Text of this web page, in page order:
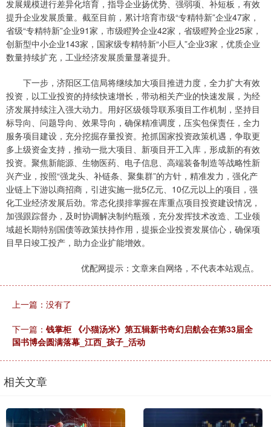
发展规模进行差异化培育，指导企业扬优势、强弱项、补短板，有效
提升企业发展质量。截至目前，累计培育市级“专精特新”企业47家，
省级“专精特新”企业91家，市级瞪羚企业42家，省级瞪羚企业25家，
创新型中小企业143家，国家级专精特新“小巨人”企业3家，优质企业
数量持续扩充，工业经济发展质量显著提升。
下一步，济阳区工信局将继续加大项目推进力度，全力扩大有效
投资，以工业投资的持续快速增长，带动相关产业的快速发展，为经
济发展持续注入强大动力。用好区级领导联系项目工作机制，坚持目
标导向、问题导向、效果导向，确保精准调度，压实包保责任，全力
服务项目建设，充分挖掘存量投资。抢抓国家投资政策机遇，争取更
多上级资金支持，推动一批大项目、新项目开工入库，形成新的有效
投资。聚焦新能源、生物医药、电子信息、高端装备制造等战略性新
兴产业，按照“强龙头、补链条、聚集群”的方针，精准发力，强化产
业链上下游以商招商，引进实施一批5亿元、10亿元以上的项目，强
化工业经济发展后劲。常态化摸排掌握在库重点项目投资建设情况，
加强跟踪督办，及时协调解决制约瓶颈，充分发挥技术改造、工业领
域超长期特别国债等政策扶持作用，提振企业投资发展信心，确保项
目早日竣工投产，助力企业扩能增效。
优配网提示：文章来自网络，不代表本站观点。
上一篇：没有了
下一篇： 钱掌柜 《小猫汤米》第五辑新书奇幻启航会在第33届全
国书博会圆满落幕_江西_孩子_活动
相关文章